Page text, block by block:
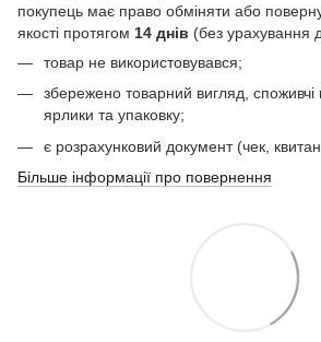
покупець має право обміняти або
якості протягом 14 днів (без урахування
товар не використовувався;
збережено товарний вигляд, споживчі
ярлики та упаковку;
є розрахунковий документ (чек,
Більше інформації про повернення